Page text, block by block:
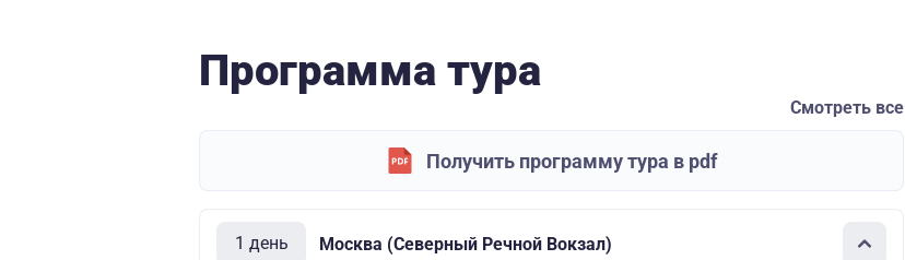
Программа тура
Смотреть все
Получить программу тура в pdf
1 день Москва (Северный Речной Вокзал)